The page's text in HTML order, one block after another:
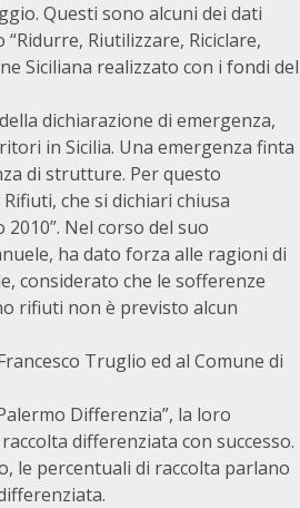
Questi sono alcuni dei dati
Riutilizzare, Riciclare,
Siciliana realizzato con i fondi del
dichiarazione di emergenza,
in Sicilia. Una emergenza finta
di strutture. Per questo
che si dichiari chiusa
Nel corso del suo
ha dato forza alle ragioni di
considerato che le sofferenze
rifiuti non è previsto alcun
Truglio ed al Comune di
Differenzia”, la loro
differenziata con successo.
le percentuali di raccolta parlano